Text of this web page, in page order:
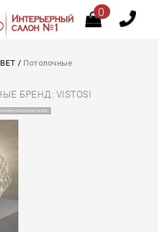
0
/ Потолочные
БРЕНД: VISTOSI
КАТАЛОГОВ VISTOSI